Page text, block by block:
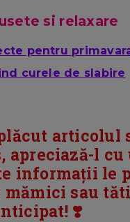
si relaxare
pentru
curele de slabire
articolul
apreciază-l cu
informații le
sau
❣️